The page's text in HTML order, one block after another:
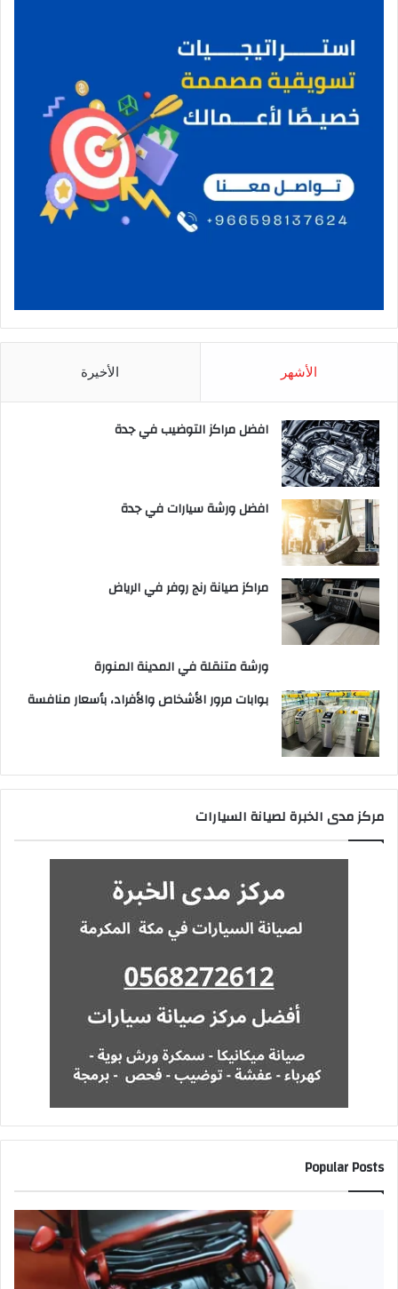
الأشهر الأخيرة
افضل مراكز التوضيب في جدة
افضل ورشة سيارات في جدة
مراكز صيانة رنج روفر في الرياض
ورشة متنقلة في المدينة المنورة
بوابات مرور الأشخاص والأفراد، بأسعار منافسة
مركز مدى الخبرة لصيانة السيارات
Popular Posts